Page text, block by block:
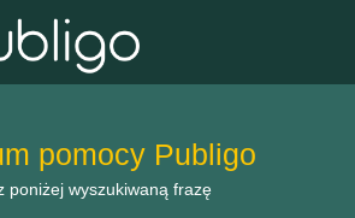
pomocy Publigo
poniżej wyszukiwaną frazę